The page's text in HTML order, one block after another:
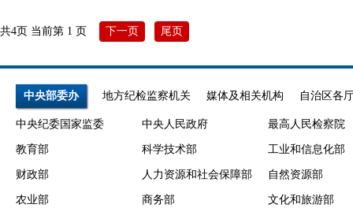
共4页 当前第 1 页 下一页 尾页
中央部委办 地方纪检监察机关 媒体及相关机构 自治区各
中央纪委国家监委 中央人民政府 最高人民检察院
教育部 科学技术部 工业和信息化部
财政部 人力资源和社会保障部 自然资源部
农业部 商务部 文化和旅游部